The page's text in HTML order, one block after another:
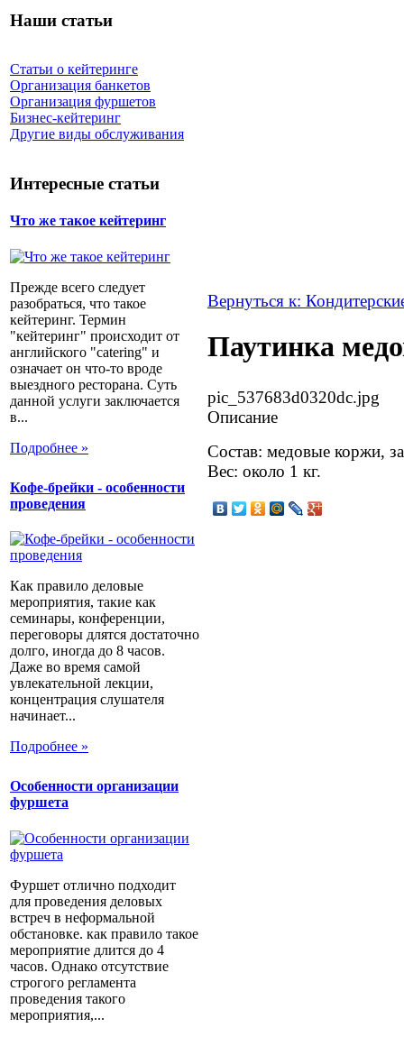
Наши статьи
Статьи о кейтеринге
Организация банкетов
Организация фуршетов
Бизнес-кейтеринг
Другие виды обслуживания
Интересные статьи
Что же такое кейтеринг
Прежде всего следует
разобраться, что такое
кейтеринг. Термин
"кейтеринг" происходит от
английского "catering" и
означает он что-то вроде
выездного ресторана. Суть
данной услуги заключается
в...
Подробнее »
Кофе-брейки - особенности
проведения
Как правило деловые
мероприятия, такие как
семинары, конференции,
переговоры длятся достаточно
долго, иногда до 8 часов.
Даже во время самой
увлекательной лекции,
концентрация слушателя
начинает...
Подробнее »
Особенности организации
фуршета
Фуршет отлично подходит
для проведения деловых
встреч в неформальной
обстановке. как правило такое
мероприятие длится до 4
часов. Однако отсутствие
строгого регламента
проведения такого
мероприятия,...
Вернуться к:
Паутинка
pic_537683d0320dc.jpg
Описание
Состав: медовые коржи,
Вес: около 1 кг.